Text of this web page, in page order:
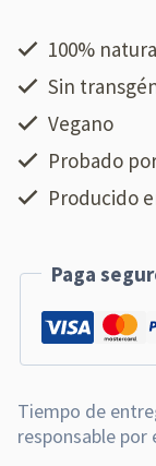
100%
Sin
Vegano
Probado
Producido
Paga